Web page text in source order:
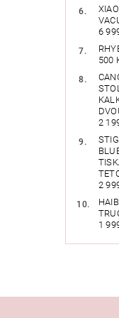
6
500
2
2
1